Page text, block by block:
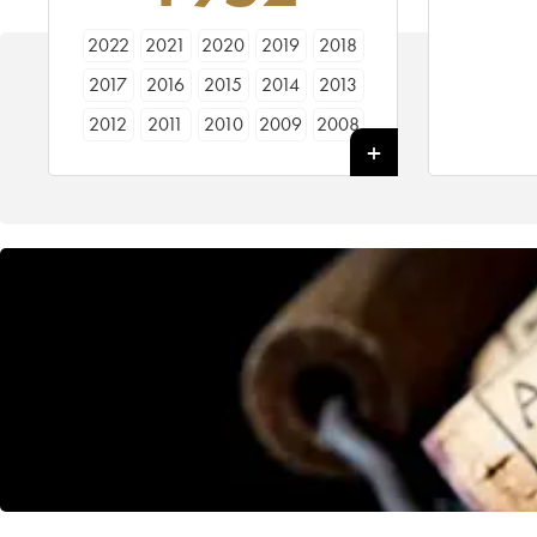
2022 2021 2020 2019
2018
2017
2016 2015 2014
2013
2012
2011 2010 2009
2008
1997
1996 1995 1994
1993
1989
1988
1984
1983
1980 1979
1978
1973
1969
1968
1964
1963
1962
1961 1960 1959
1958